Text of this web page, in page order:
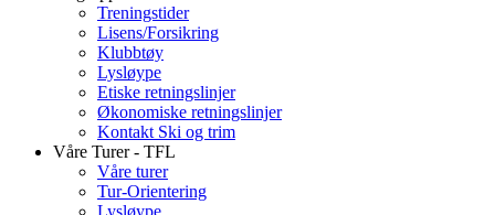
Treningstider
Lisens/Forsikring
Klubbtøy
Lysløype
Etiske retningslinjer
Økonomiske retningslinjer
Kontakt Ski og trim
Våre Turer - TFL
Våre turer
Tur-Orientering